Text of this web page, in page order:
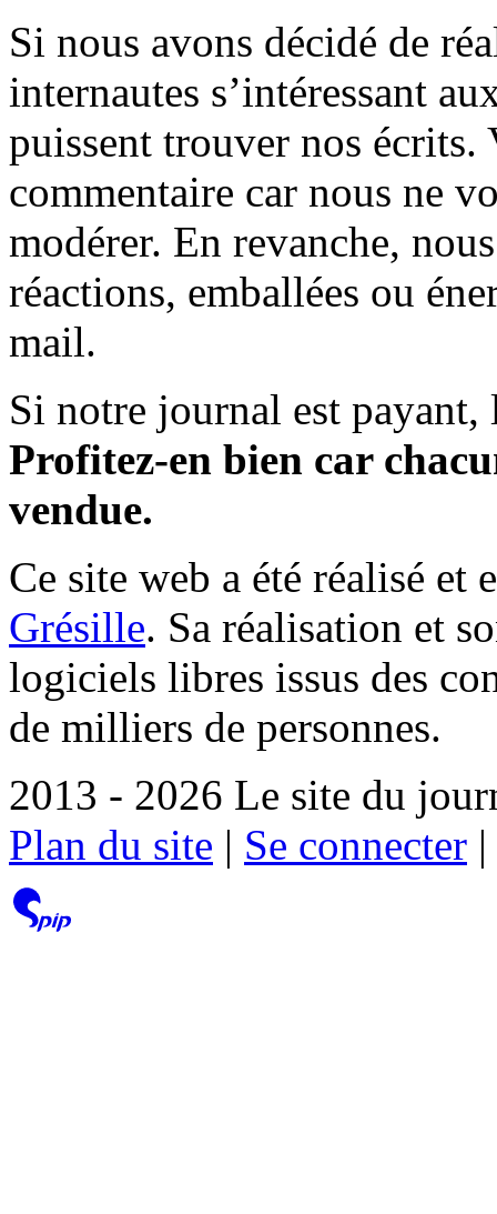
Si nous avons décidé de
internautes s’intéressant
puissent trouver nos écrits.
commentaire car nous ne
modérer. En revanche,
réactions, emballées ou
mail.
Si notre journal est payant,
Profitez-en bien car
vendue.
Ce site web a été réalisé et
Grésille. Sa réalisation et
logiciels libres issus des
de milliers de personnes.
2013 - 2026 Le site du
Plan du site | Se connecter |